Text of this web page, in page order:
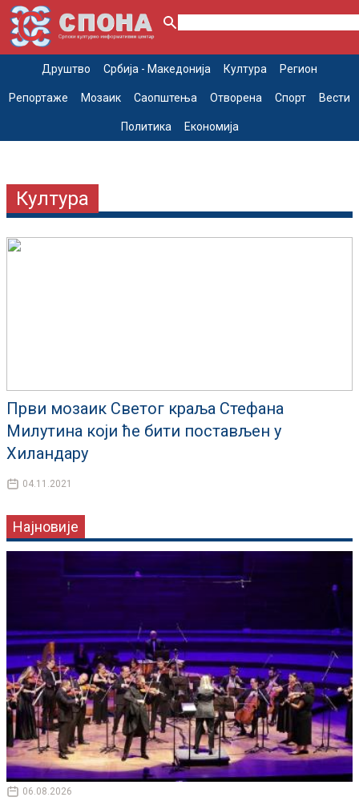
Друштво Србија - Македонија Култура Регион
Репортаже Мозаик Саопштења Отворена Спорт Вести
Политика Економија
Култура
Први мозаик Светог краља Стефана
Милутина који ће бити постављен у
Хиландару
04.11.2021
Најновије
06.08.2026